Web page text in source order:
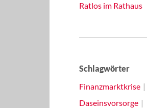
Ratlos im Rathaus
Schlagwörter
Finanzmarktkrise
Daseinsvorsorge